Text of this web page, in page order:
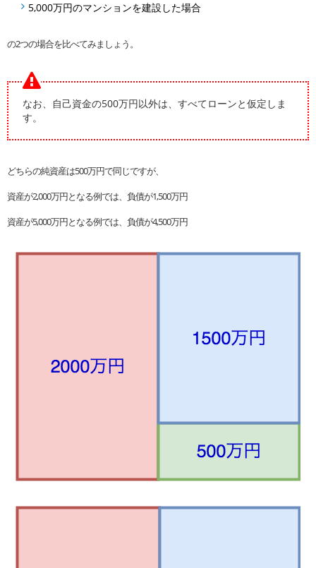
5,000万円のマンションを建設した場合
の2つの場合を比べてみましょう。
なお、自己資金の500万円以外は、すべてローンと仮定しま
す。
どちらの純資産は500万円で同じですが、
資産が2,000万円となる例では、負債が1,500万円
資産が5,000万円となる例では、負債が4,500万円